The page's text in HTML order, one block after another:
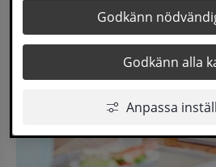
Godkänn
Godkänn alla
Anpassa